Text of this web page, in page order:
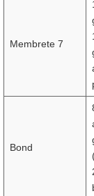
Membrete 7
Bond